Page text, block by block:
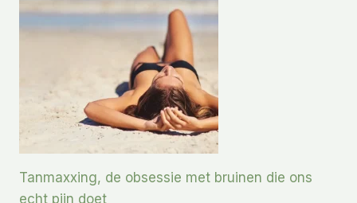
Tanmaxxing, de obsessie met bruinen die ons
echt pijn doet